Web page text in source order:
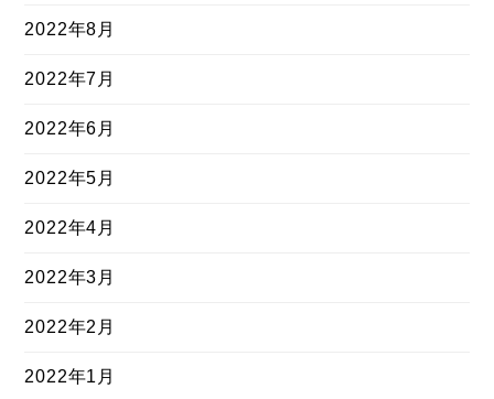
2022年8月
2022年7月
2022年6月
2022年5月
2022年4月
2022年3月
2022年2月
2022年1月